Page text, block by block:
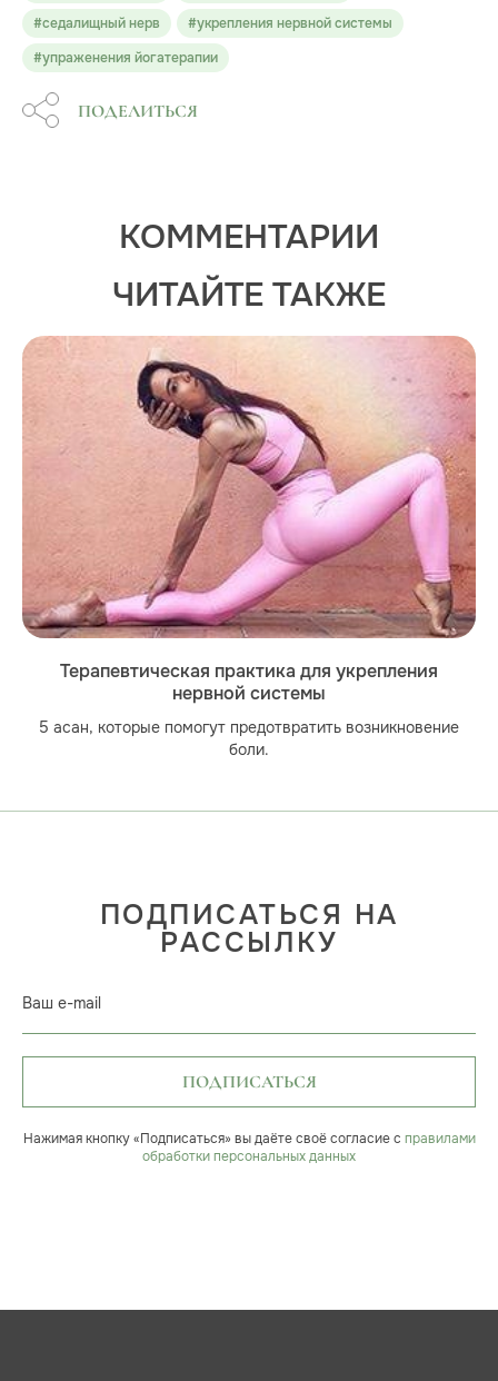
#седалищный нерв
#укрепления нервной системы
#упраженения йогатерапии
ПОДЕЛИТЬСЯ
КОММЕНТАРИИ
ЧИТАЙТЕ ТАКЖЕ
Терапевтическая практика для укрепления
нервной системы
5 асан, которые помогут предотвратить возникновение
боли.
ПОДПИСАТЬСЯ НА
РАССЫЛКУ
Ваш e-mail
ПОДПИСАТЬСЯ
Нажимая кнопку «Подписаться» вы даёте своё согласие с правилами
обработки персональных данных